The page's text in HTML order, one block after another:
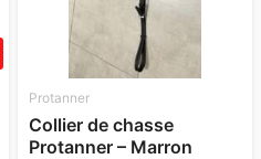
Protanner
Collier de chasse
Protanner – Marron